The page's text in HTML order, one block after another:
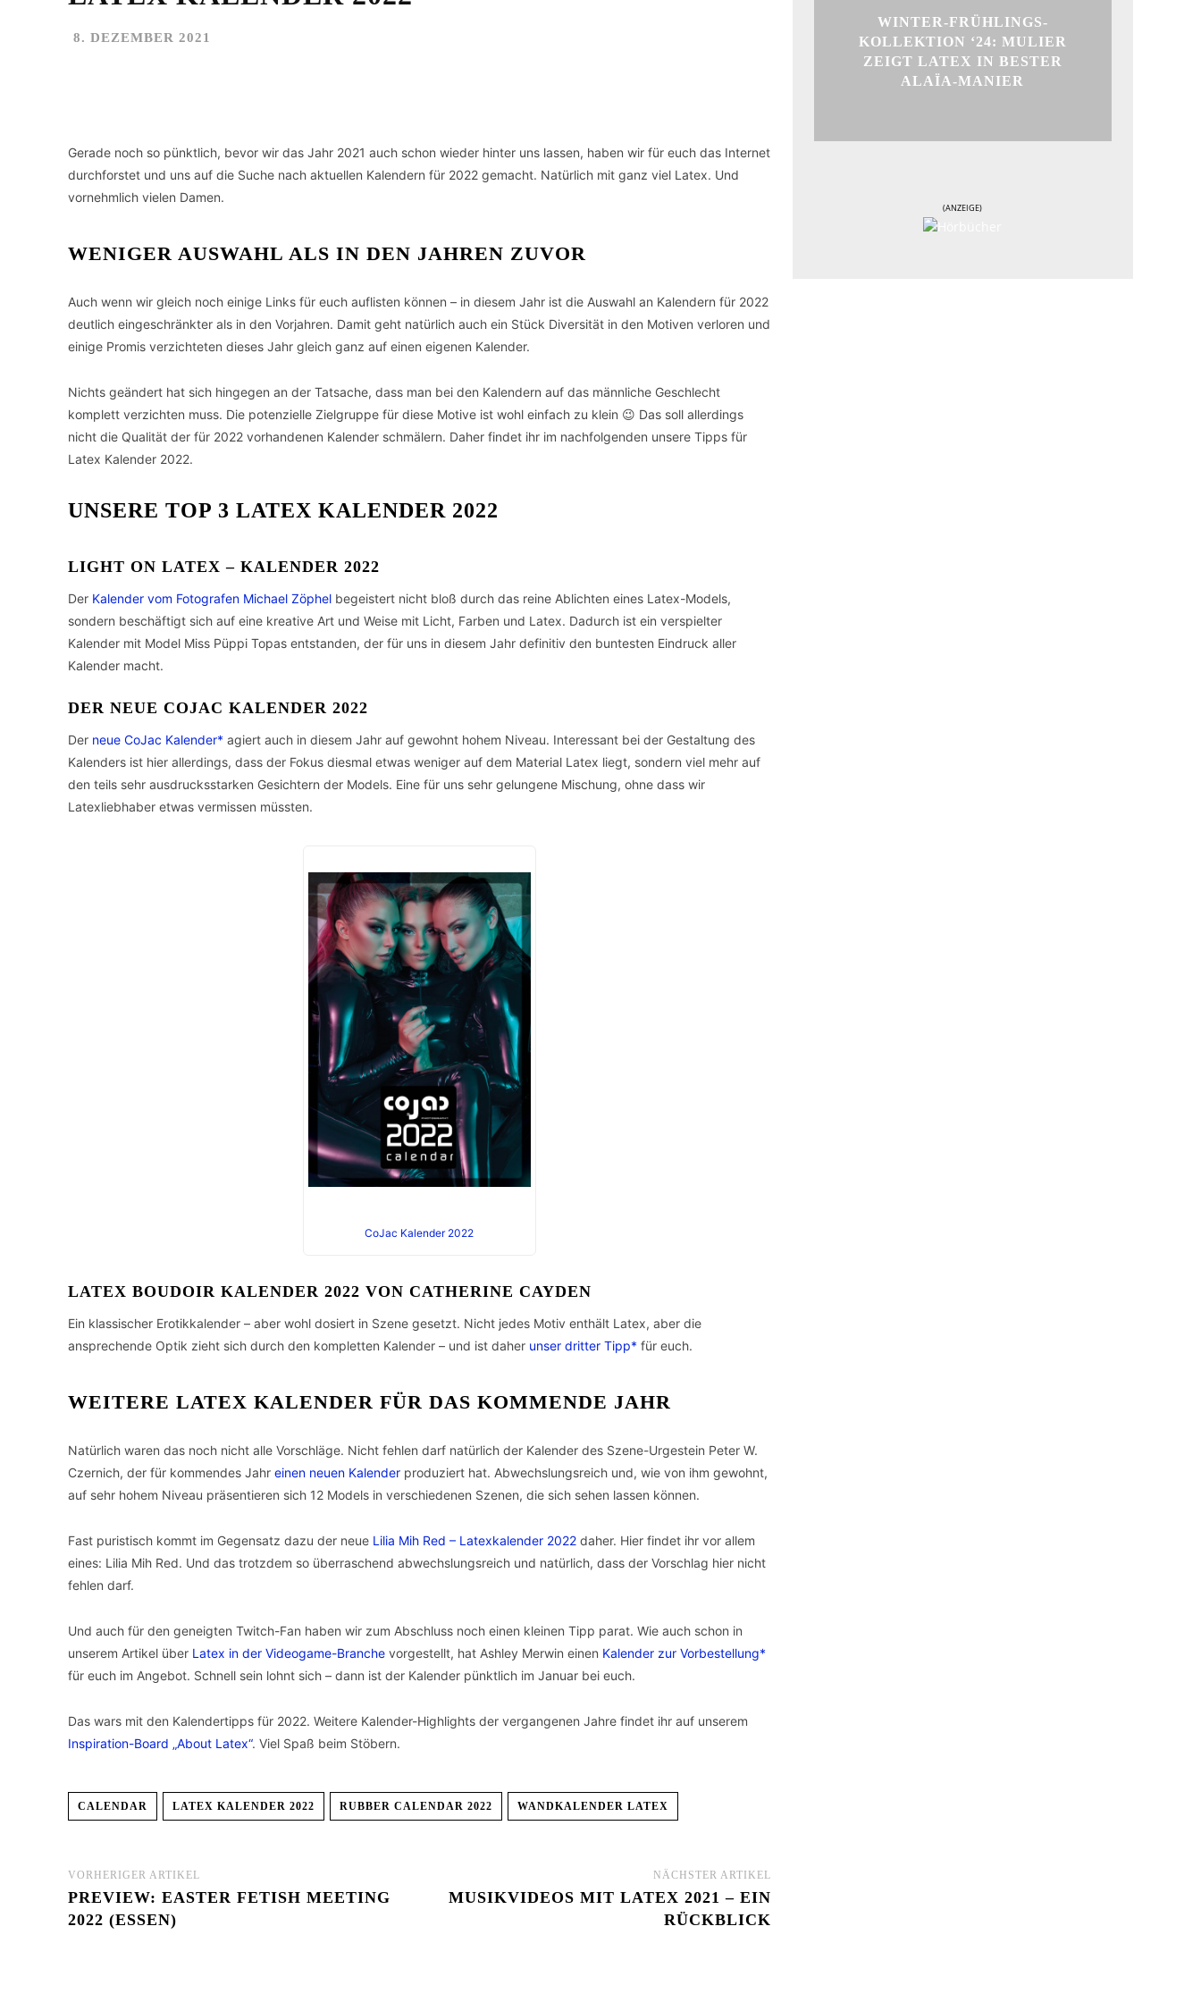
8. DEZEMBER 2021
Gerade noch so pünktlich, bevor wir das Jahr 2021 auch schon wieder hinter uns lassen, haben wir für euch das Internet
durchforstet und uns auf die Suche nach aktuellen Kalendern für 2022 gemacht. Natürlich mit ganz viel Latex. Und
vornehmlich vielen Damen.
WENIGER AUSWAHL ALS IN DEN JAHREN ZUVOR
Auch wenn wir gleich noch einige Links für euch auflisten können – in diesem Jahr ist die Auswahl an Kalendern für 2022
deutlich eingeschränkter als in den Vorjahren. Damit geht natürlich auch ein Stück Diversität in den Motiven verloren und
einige Promis verzichteten dieses Jahr gleich ganz auf einen eigenen Kalender.
Nichts geändert hat sich hingegen an der Tatsache, dass man bei den Kalendern auf das männliche Geschlecht
komplett verzichten muss. Die potenzielle Zielgruppe für diese Motive ist wohl einfach zu klein 😉 Das soll allerdings
nicht die Qualität der für 2022 vorhandenen Kalender schmälern. Daher findet ihr im nachfolgenden unsere Tipps für
Latex Kalender 2022.
UNSERE TOP 3 LATEX KALENDER 2022
LIGHT ON LATEX – KALENDER 2022
Der Kalender vom Fotografen Michael Zöphel begeistert nicht bloß durch das reine Ablichten eines Latex-Models,
sondern beschäftigt sich auf eine kreative Art und Weise mit Licht, Farben und Latex. Dadurch ist ein verspielter
Kalender mit Model Miss Püppi Topas entstanden, der für uns in diesem Jahr definitiv den buntesten Eindruck aller
Kalender macht.
DER NEUE COJAC KALENDER 2022
Der neue CoJac Kalender* agiert auch in diesem Jahr auf gewohnt hohem Niveau. Interessant bei der Gestaltung des
Kalenders ist hier allerdings, dass der Fokus diesmal etwas weniger auf dem Material Latex liegt, sondern viel mehr auf
den teils sehr ausdrucksstarken Gesichtern der Models. Eine für uns sehr gelungene Mischung, ohne dass wir
Latexliebhaber etwas vermissen müssten.
CoJac Kalender 2022
LATEX BOUDOIR KALENDER 2022 VON CATHERINE CAYDEN
Ein klassischer Erotikkalender – aber wohl dosiert in Szene gesetzt. Nicht jedes Motiv enthält Latex, aber die
ansprechende Optik zieht sich durch den kompletten Kalender – und ist daher unser dritter Tipp* für euch.
WEITERE LATEX KALENDER FÜR DAS KOMMENDE JAHR
Natürlich waren das noch nicht alle Vorschläge. Nicht fehlen darf natürlich der Kalender des Szene-Urgestein Peter W.
Czernich, der für kommendes Jahr einen neuen Kalender produziert hat. Abwechslungsreich und, wie von ihm gewohnt,
auf sehr hohem Niveau präsentieren sich 12 Models in verschiedenen Szenen, die sich sehen lassen können.
Fast puristisch kommt im Gegensatz dazu der neue Lilia Mih Red – Latexkalender 2022 daher. Hier findet ihr vor allem
eines: Lilia Mih Red. Und das trotzdem so überraschend abwechslungsreich und natürlich, dass der Vorschlag hier nicht
fehlen darf.
Und auch für den geneigten Twitch-Fan haben wir zum Abschluss noch einen kleinen Tipp parat. Wie auch schon in
unserem Artikel über Latex in der Videogame-Branche vorgestellt, hat Ashley Merwin einen Kalender zur Vorbestellung*
für euch im Angebot. Schnell sein lohnt sich – dann ist der Kalender pünktlich im Januar bei euch.
Das wars mit den Kalendertipps für 2022. Weitere Kalender-Highlights der vergangenen Jahre findet ihr auf unserem
Inspiration-Board „About Latex“. Viel Spaß beim Stöbern.
CALENDAR LATEX KALENDER 2022 RUBBER CALENDAR 2022 WANDKALENDER LATEX
VORHERIGER ARTIKEL
PREVIEW: EASTER FETISH MEETING
2022 (ESSEN)
NÄCHSTER ARTIKEL
MUSIKVIDEOS MIT LATEX 2021 – EIN
RÜCKBLICK
WINTER-FRÜHLINGS-
KOLLEKTION ‘24: MULIER
ZEIGT LATEX IN BESTER
ALAÏA-MANIER
(ANZEIGE)